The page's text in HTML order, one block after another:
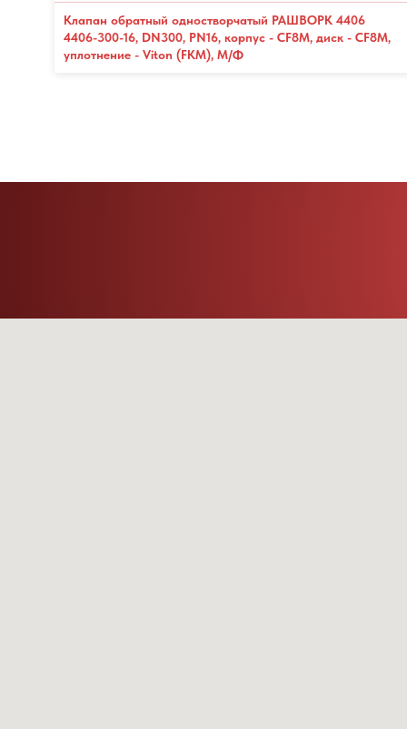
Клапан обратный одностворчатый РАШВОРК 4406
4406-300-16, DN300, PN16, корпус - CF8M, диск - CF8М,
уплотнение - Viton (FKM), М/Ф